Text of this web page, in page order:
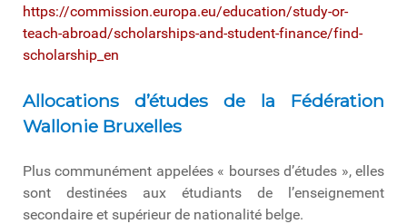
https://commission.europa.eu/education/study-or-
teach-abroad/scholarships-and-student-finance/find-
scholarship_en
Allocations d’études de la Fédération
Wallonie Bruxelles
Plus communément appelées « bourses d’études », elles
sont destinées aux étudiants de l’enseignement
secondaire et supérieur de nationalité belge.